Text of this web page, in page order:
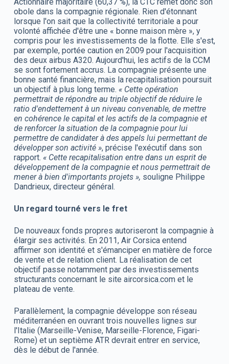
obole dans la compagnie régionale. Rien d'étonnant
lorsque l'on sait que la collectivité territoriale a pour
volonté affichée d'être une « bonne maison mère », y
compris pour les investissements de la flotte. Elle s'est,
par exemple, portée caution en 2009 pour l'acquisition
des deux airbus A320. Aujourd'hui, les actifs de la CCM
se sont fortement accrus. La compagnie présente une
bonne santé financière, mais la recapitalisation poursuit
un objectif à plus long terme. « Cette opération
permettrait de répondre au triple objectif de réduire le
ratio d'endettement à un niveau convenable, de mettre
en cohérence le capital et les actifs de la compagnie et
de renforcer la situation de la compagnie pour lui
permettre de candidater à des appels lui permettant de
développer son activité », précise l'exécutif dans son
rapport. « Cette recapitalisation entre dans un esprit de
développement de la compagnie et nous permettrait de
mener à bien d'importants projets », souligne Philippe
Dandrieux, directeur général.
Un regard tourné vers le fret
De nouveaux fonds propres autoriseront la compagnie à
élargir ses activités. En 2011, Air Corsica entend
affirmer son identité et s'émanciper en matière de force
de vente et de relation client. La réalisation de cet
objectif passe notamment par des investissements
structurants concernant le site aircorsica.com et le
plateau de vente.
Parallèlement, la compagnie développe son réseau
méditerranéen en ouvrant trois nouvelles lignes sur
l'Italie (Marseille-Venise, Marseille-Florence, Figari-
Rome) et un septième ATR devrait entrer en service,
dès le début de l'année.